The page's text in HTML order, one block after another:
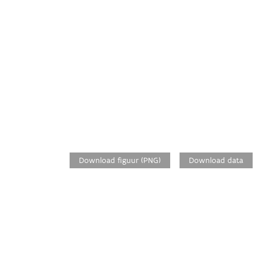
Download figuur (PNG) Download data